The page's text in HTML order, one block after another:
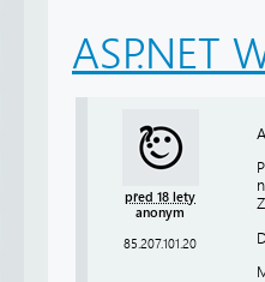
ASP.NET
před 18 lety
anonym
85.207.101.20